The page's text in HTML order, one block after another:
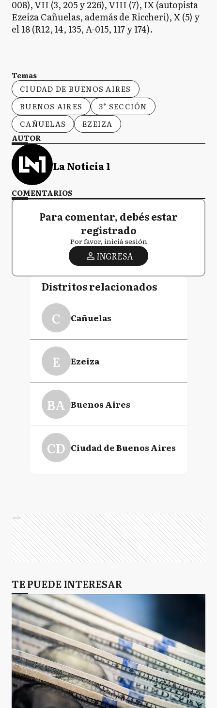
008), VII (3, 205 y 226), VIII (7), IX (autopista
Ezeiza Cañuelas, además de Riccheri), X (5) y
el 18 (R12, 14, 135, A-015, 117 y 174).
Temas
CIUDAD DE BUENOS AIRES
BUENOS AIRES
3° SECCIÓN
CAÑUELAS
EZEIZA
AUTOR
La Noticia 1
COMENTARIOS
Para comentar, debés estar
registrado
Por favor, iniciá sesión
INGRESA
Distritos relacionados
C Cañuelas
E Ezeiza
BA Buenos Aires
CD Ciudad de Buenos Aires
Ads
TE PUEDE INTERESAR